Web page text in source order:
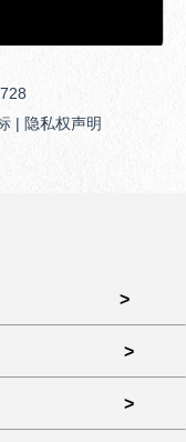
| 隐私权声明
>
>
>